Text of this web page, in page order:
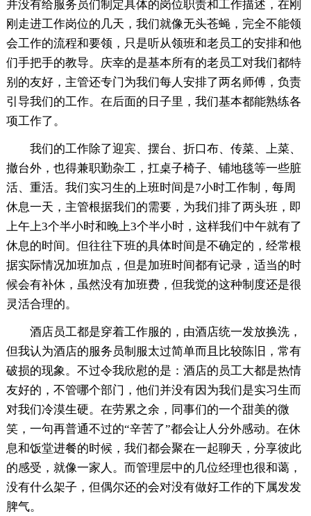
并没有给服务员们制定具体的岗位职责和工作描述，在刚
刚走进工作岗位的几天，我们就像无头苍蝇，完全不能领
会工作的流程和要领，只是听从领班和老员工的安排和他
们手把手的教导。庆幸的是基本所有的老员工对我们都特
别的友好，主管还专门为我们每人安排了两名师傅，负责
引导我们的工作。在后面的日子里，我们基本都能熟练各
项工作了。
我们的工作除了迎宾、摆台、折口布、传菜、上菜、
撤台外，也得兼职勤杂工，扛桌子椅子、铺地毯等一些脏
活、重活。我们实习生的上班时间是7小时工作制，每周
休息一天，主管根据我们的需要，为我们排了两头班，即
上午上3个半小时和晚上3个半小时，这样我们中午就有了
休息的时间。但往往下班的具体时间是不确定的，经常根
据实际情况加班加点，但是加班时间都有记录，适当的时
候会有补休，虽然没有加班费，但我觉的这种制度还是很
灵活合理的。
酒店员工都是穿着工作服的，由酒店统一发放换洗，
但我认为酒店的服务员制服太过简单而且比较陈旧，常有
破损的现象。不过令我欣慰的是：酒店的员工大都是热情
友好的，不管哪个部门，他们并没有因为我们是实习生而
对我们冷漠生硬。在劳累之余，同事们的一个甜美的微
笑，一句再普通不过的“辛苦了”都会让人分外感动。在休
息和饭堂进餐的时候，我们都会聚在一起聊天，分享彼此
的感受，就像一家人。而管理层中的几位经理也很和蔼，
没有什么架子，但偶尔还的会对没有做好工作的下属发发
脾气。